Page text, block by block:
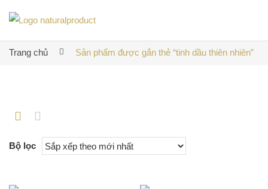
Trang chủ Sản phẩm được gắn thẻ “tinh dầu thiên nhiên”
Bộ lọc